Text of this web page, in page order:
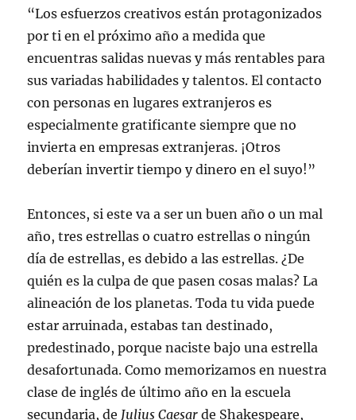
“Los esfuerzos creativos están protagonizados
por ti en el próximo año a medida que
encuentras salidas nuevas y más rentables para
sus variadas habilidades y talentos. El contacto
con personas en lugares extranjeros es
especialmente gratificante siempre que no
invierta en empresas extranjeras. ¡Otros
deberían invertir tiempo y dinero en el suyo!”
Entonces, si este va a ser un buen año o un mal
año, tres estrellas o cuatro estrellas o ningún
día de estrellas, es debido a las estrellas. ¿De
quién es la culpa de que pasen cosas malas? La
alineación de los planetas. Toda tu vida puede
estar arruinada, estabas tan destinado,
predestinado, porque naciste bajo una estrella
desafortunada. Como memorizamos en nuestra
clase de inglés de último año en la escuela
secundaria, de Julius Caesar de Shakespeare,